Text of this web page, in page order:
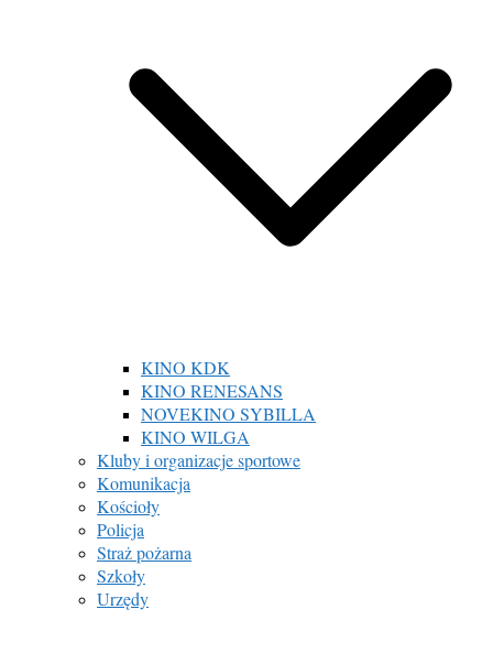
KINO KDK
KINO RENESANS
NOVEKINO SYBILLA
KINO WILGA
Kluby i organizacje sportowe
Komunikacja
Kościoły
Policja
Straż pożarna
Szkoły
Urzędy